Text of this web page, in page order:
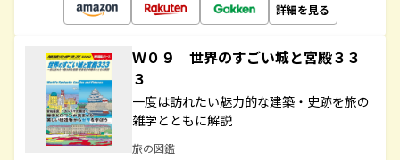
詳細を見る
Ｗ０９ 世界のすごい城と宮殿３３
３
一度は訪れたい魅力的な建築・史跡を旅の
雑学とともに解説
旅の図鑑